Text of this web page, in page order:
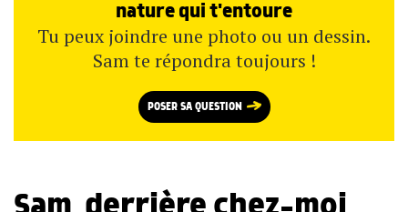
nature qui t'entoure
Tu peux joindre une photo ou un dessin.
Sam te répondra toujours !
POSER SA QUESTION